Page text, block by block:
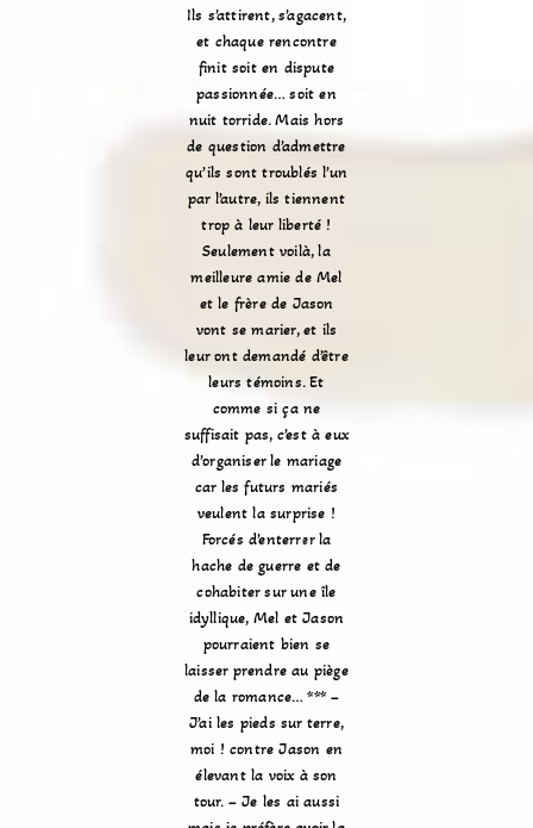
Ils s’attirent, s’agacent,
et chaque rencontre
finit soit en dispute
passionnée… soit en
nuit torride. Mais hors
de question d’admettre
qu’ils sont troublés l’un
par l’autre, ils tiennent
trop à leur liberté !
Seulement voilà, la
meilleure amie de Mel
et le frère de Jason
vont se marier, et ils
leur ont demandé d’être
leurs témoins. Et
comme si ça ne
suffisait pas, c’est à eux
d’organiser le mariage
car les futurs mariés
veulent la surprise !
Forcés d’enterrer la
hache de guerre et de
cohabiter sur une île
idyllique, Mel et Jason
pourraient bien se
laisser prendre au piège
de la romance… *** –
J’ai les pieds sur terre,
moi ! contre Jason en
élevant la voix à son
tour. – Je les ai aussi